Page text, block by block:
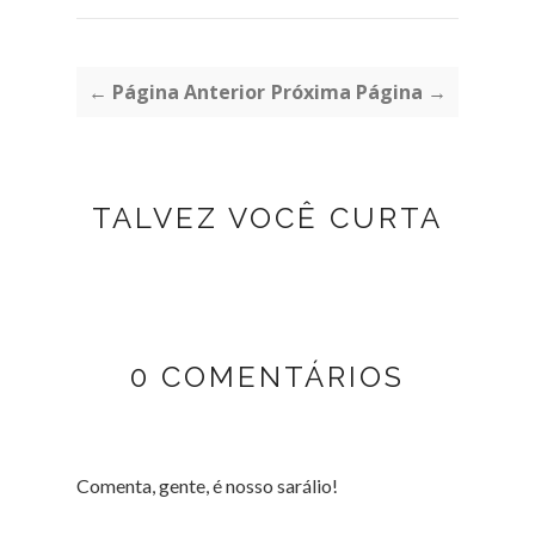
← Página Anterior Próxima Página →
TALVEZ VOCÊ CURTA
0 COMENTÁRIOS
Comenta, gente, é nosso sarálio!